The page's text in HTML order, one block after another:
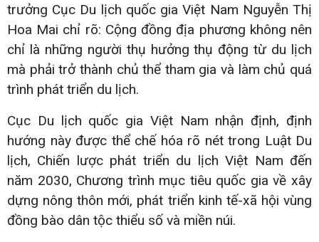
trưởng Cục Du lịch quốc gia Việt Nam Nguyễn Thị
Hoa Mai chỉ rõ: Cộng đồng địa phương không nên
chỉ là những người thụ hưởng thụ động từ du lịch
mà phải trở thành chủ thể tham gia và làm chủ quá
trình phát triển du lịch.
Cục Du lịch quốc gia Việt Nam nhận định, định
hướng này được thể chế hóa rõ nét trong Luật Du
lịch, Chiến lược phát triển du lịch Việt Nam đến
năm 2030, Chương trình mục tiêu quốc gia về xây
dựng nông thôn mới, phát triển kinh tế-xã hội vùng
đồng bào dân tộc thiểu số và miền núi.